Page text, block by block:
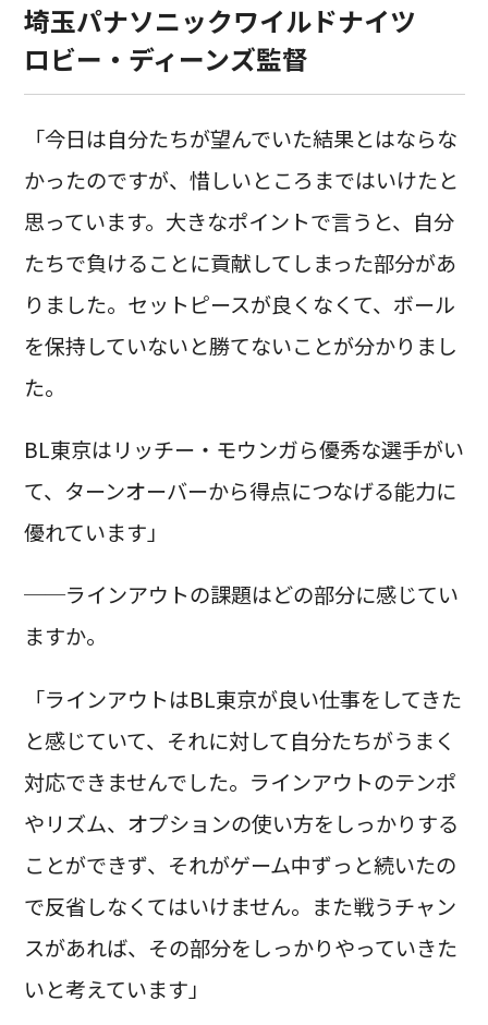
埼玉パナソニックワイルドナイツ
ロビー・ディーンズ監督
「今日は自分たちが望んでいた結果とはならな
かったのですが、惜しいところまではいけたと
思っています。大きなポイントで言うと、自分
たちで負けることに貢献してしまった部分があ
りました。セットピースが良くなくて、ボール
を保持していないと勝てないことが分かりまし
た。
BL東京はリッチー・モウンガら優秀な選手がい
て、ターンオーバーから得点につなげる能力に
優れています」
──ラインアウトの課題はどの部分に感じてい
ますか。
「ラインアウトはBL東京が良い仕事をしてきた
と感じていて、それに対して自分たちがうまく
対応できませんでした。ラインアウトのテンポ
やリズム、オプションの使い方をしっかりする
ことができず、それがゲーム中ずっと続いたの
で反省しなくてはいけません。また戦うチャン
スがあれば、その部分をしっかりやっていきた
いと考えています」